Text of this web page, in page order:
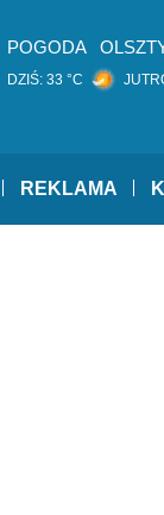
POGODA
DZIŚ: 33 °C
REKLAMA